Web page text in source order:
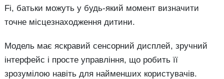
Fi, батьки можуть у будь-який момент визначити
точне місцезнаходження дитини.
Модель має яскравий сенсорний дисплей, зручний
інтерфейс і просте управління, що робить її
зрозумілою навіть для найменших користувачів.